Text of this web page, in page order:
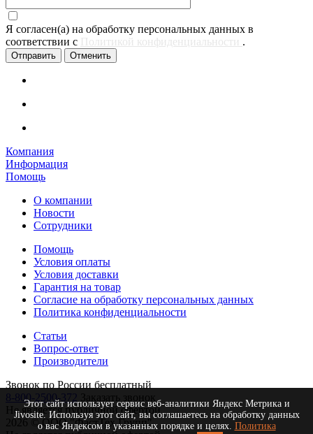
Я согласен(а) на обработку персональных данных в
соответствии с Политикой конфиденциальности .
Отменить
Компания
Информация
Помощь
О компании
Новости
Сотрудники
Помощь
Условия оплаты
Условия доставки
Гарантия на товар
Согласие на обработку персональных данных
Политика конфиденциальности
Статьи
Вопрос-ответ
Производители
Звонок по России бесплатный
8-800-2500-372
Заказать звонок
Не является публичной офертой
2026 © ООО "ФастТех Групп"
Этот сайт использует сервис веб-аналитики Яндекс Метрика и
Jivosite. Используя этот сайт, вы соглашаетесь на обработку данных
о вас Яндексом в указанных порядке и целях. Политика